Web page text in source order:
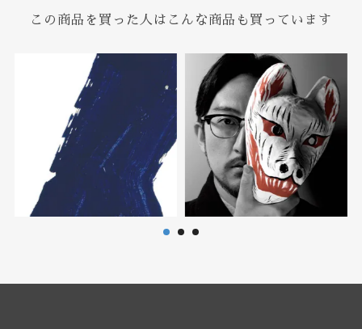
この商品を買った人はこんな商品も買っています